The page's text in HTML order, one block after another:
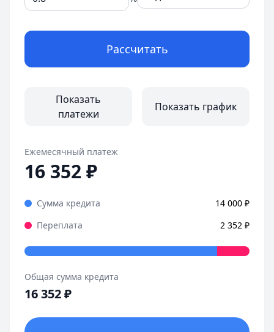
Рассчитать
Показать
платежи
Показать график
Ежемесячный платеж
16 352₽
Сумма кредита 14 000 ₽
Переплата
2 352 ₽
Общая сумма кредита
16 352₽